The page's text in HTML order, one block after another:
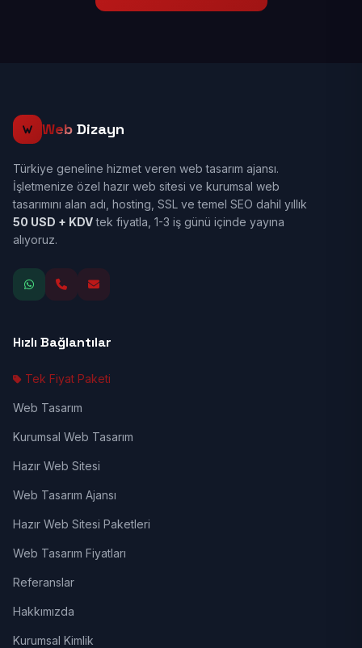
Web Dizayn
Türkiye geneline hizmet veren web tasarım ajansı.
İşletmenize özel hazır web sitesi ve kurumsal web
tasarımını alan adı, hosting, SSL ve temel SEO dahil yıllık
50 USD + KDVtek fiyatla, 1-3 iş günü içinde yayına
alıyoruz.
Hızlı Bağlantılar
Tek Fiyat Paketi
Web Tasarım
Kurumsal Web Tasarım
Hazır Web Sitesi
Web Tasarım Ajansı
Hazır Web Sitesi Paketleri
Web Tasarım Fiyatları
Referanslar
Hakkımızda
Kurumsal Kimlik